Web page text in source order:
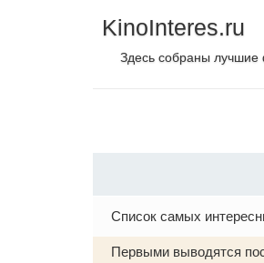
KinoInteres.ru
Здесь собраны
Список самых
Первыми выводятся